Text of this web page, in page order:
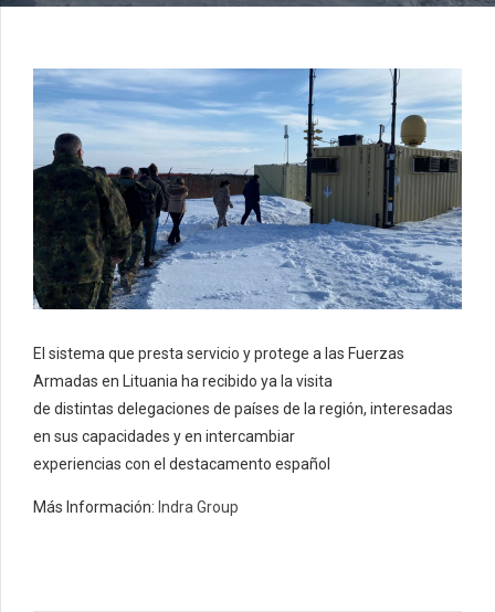
El sistema que presta servicio y protege a las Fuerzas
Armadas en Lituania ha recibido ya la visita
de distintas delegaciones de países de la región, interesadas
en sus capacidades y en intercambiar
experiencias con el destacamento español
Más Información: Indra Group